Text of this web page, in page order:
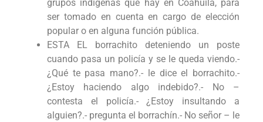
grupos indígenas que hay en Coahuila, para
ser tomado en cuenta en cargo de elección
popular o en alguna función pública.
ESTA EL borrachito deteniendo un poste
cuando pasa un policía y se le queda viendo.-
¿Qué te pasa mano?.- le dice el borrachito.-
¿Estoy haciendo algo indebido?.- No –
contesta el policía.- ¿Estoy insultando a
alguien?.- pregunta el borrachín.- No señor – le